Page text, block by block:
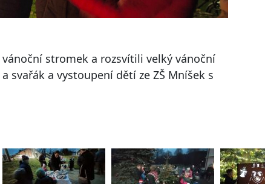
stromek a rozsvítili velký vánoční
svařák a vystoupení dětí ze ZŠ Mníšek s